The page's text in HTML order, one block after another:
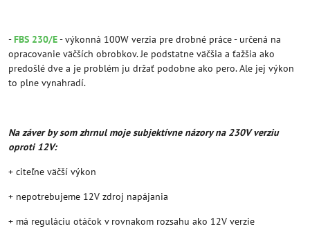
-FBS 230/E- výkonná 100W verzia pre drobné práce - určená na
opracovanie väčších obrobkov. Je podstatne väčšia a ťažšia ako
predošlé dve a je problém ju držať podobne ako pero. Ale jej výkon
to plne vynahradí.
Na záver by som zhrnul moje subjektívne názory na 230V verziu
oproti 12V:
+ citeľne väčší výkon
+ nepotrebujeme 12V zdroj napájania
+ má reguláciu otáčok v rovnakom rozsahu ako 12V verzie